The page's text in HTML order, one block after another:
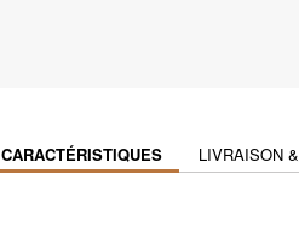
CARACTÉRISTIQUES LIVRAISON